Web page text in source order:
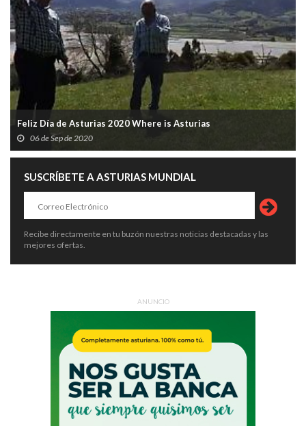
Feliz Día de Asturias 2020 Where is Asturias
06 de Sep de 2020
SUSCRÍBETE A ASTURIAS MUNDIAL
Recibe directamente en tu buzón nuestras noticias destacadas y las
mejores ofertas.
ANUNCIO